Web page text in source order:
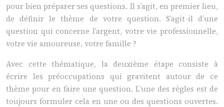
pour bien préparer ses questions. Il s’agit, en premier lieu,
de définir le thème de votre question. S’agit-il d’une
question qui concerne l’argent, votre vie professionnelle,
votre vie amoureuse, votre famille ?
Avec cette thématique, la deuxième étape consiste à
écrire les préoccupations qui gravitent autour de ce
thème pour en faire une question. L’une des règles est de
toujours formuler cela en une ou des questions ouvertes.